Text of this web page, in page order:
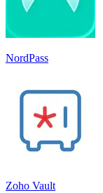
NordPass
Zoho Vault